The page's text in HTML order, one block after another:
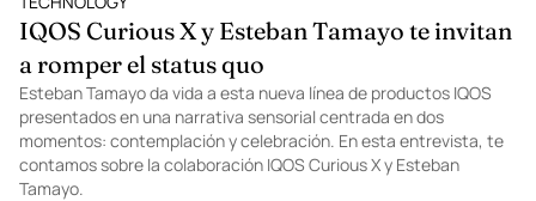
IQOS Curious X y Esteban Tamayo te invitan
a romper el status quo
Esteban Tamayo da vida a esta nueva línea de productos IQOS
presentados en una narrativa sensorial centrada en dos
momentos: contemplación y celebración. En esta entrevista, te
contamos sobre la colaboración IQOS Curious X y Esteban
Tamayo.